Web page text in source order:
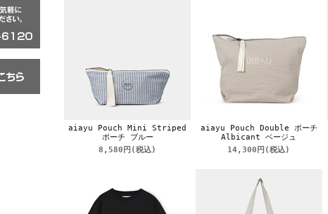
aiayu Pouch Mini Striped
ポーチ ブルー
8,580円 (税込)
aiayu Pouch Double ポーチ
Albicant ベージュ
14,300円 (税込)